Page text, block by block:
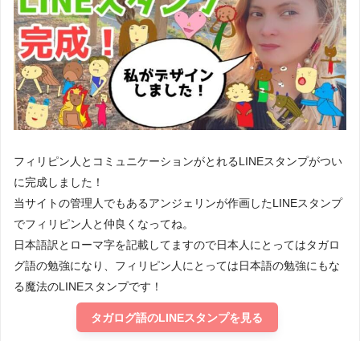
フィリピン人とコミュニケーションがとれるLINEスタンプがつい
に完成しました！
当サイトの管理人でもあるアンジェリンが作画したLINEスタンプ
でフィリピン人と仲良くなってね。
日本語訳とローマ字を記載してますので日本人にとってはタガロ
グ語の勉強になり、フィリピン人にとっては日本語の勉強にもな
る魔法のLINEスタンプです！
タガログ語のLINEスタンプを見る